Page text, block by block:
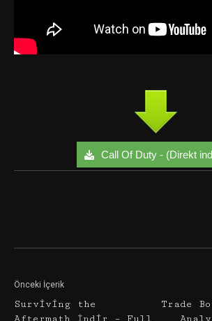
Call Of Duty - (Direkt
Önceki İçerik
Surviving the
Trade